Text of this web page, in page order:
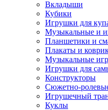
Вкладыши
Кубики
Игрушки для
Музыкальные и
Планшетики и
Плакаты и
Музыкальные
Игрушки для
Конструкторы
Сюжетно-
Игрушечный
Куклы